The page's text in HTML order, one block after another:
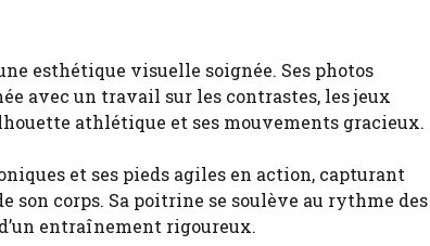
esthétique visuelle soignée. Ses photos
avec un travail sur les contrastes, les jeux
athlétique et ses mouvements gracieux.
et ses pieds agiles en action, capturant
corps. Sa poitrine se soulève au rythme des
entraînement rigoureux.